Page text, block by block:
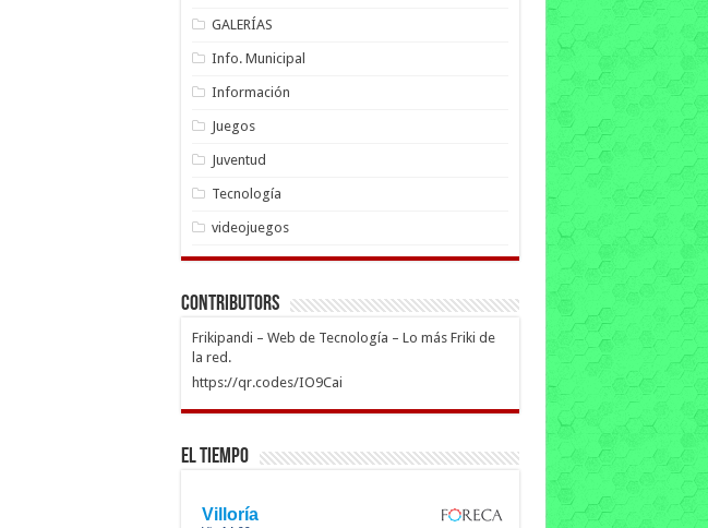
GALERÍAS
Info. Municipal
Información
Juegos
Juventud
Tecnología
videojuegos
Contributors
Frikipandi – Web de Tecnología – Lo más Friki de
la red.
https://qr.codes/IO9Cai
El Tiempo